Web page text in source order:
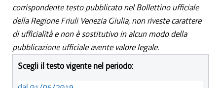
corrispondente testo pubblicato nel Bollettino ufficiale
della Regione Friuli Venezia Giulia, non riveste carattere
di ufficialità e non è sostitutivo in alcun modo della
pubblicazione ufficiale avente valore legale.
Scegli il testo vigente nel periodo: